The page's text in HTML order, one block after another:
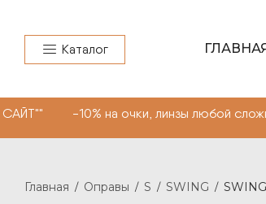
Каталог
линзы любой
Главная / Оправы / S / SWING /